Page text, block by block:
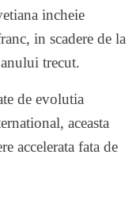
incheie
in scadere de la
trecut.
de evolutia
aceasta
accelerata fata de